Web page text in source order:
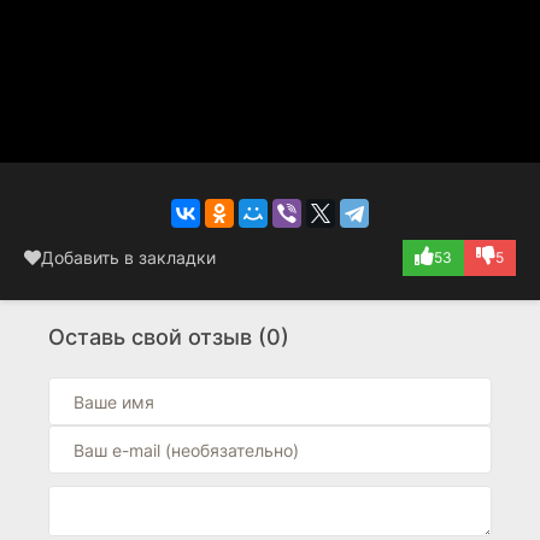
Добавить в закладки 53 5
Оставь свой отзыв (0)